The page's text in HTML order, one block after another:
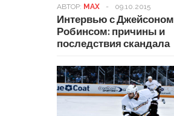
АВТОР: MAX - 09.10.2015
Интервью с Джейсоном
Робинсом: причины и
последствия скандала